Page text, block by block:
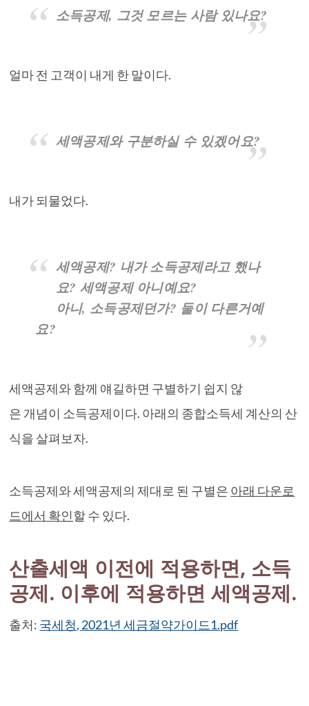
소득공제, 그것 모르는 사람 있나요?
얼마 전 고객이 내게 한 말이다.
세액공제와 구분하실 수 있겠어요?
내가 되물었다.
세액공제? 내가 소득공제라고 했나
요? 세액공제 아니예요?
아니, 소득공제던가? 둘이 다른거예
요?
세액공제와 함께 얘길하면 구별하기 쉽지 않
은 개념이 소득공제이다. 아래의 종합소득세 계산의 산
식을 살펴보자.
소득공제와 세액공제의 제대로 된 구별은 아래 다운로
드에서 확인할 수 있다.
산출세액 이전에 적용하면, 소득
공제. 이후에 적용하면 세액공제.
출처: 국세청, 2021년 세금절약가이드1.pdf